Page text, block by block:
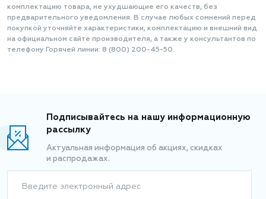
комплектацию товара, не ухудшающие его качеств, без
предварительного уведомления. В случае любых сомнений перед
покупкой уточняйте характеристики, комплектацию и внешний вид
на официальном сайте производителя, а также у консультантов по
телефону Горячей линии: 8 (800) 200-45-50.
Подписывайтесь на нашу информационную
рассылку
Актуальная информация об акциях, скидках
и распродажах.
Введите электронный адрес